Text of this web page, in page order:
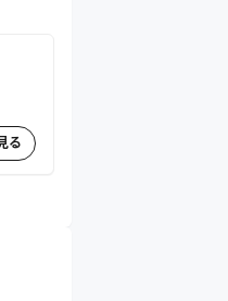
る